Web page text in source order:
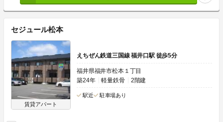
セジュール松本
賃貸アパート
えちぜん鉄道三国線 福井口駅 徒歩5分
福井県福井市松本１丁目
築24年
軽量鉄骨 2階建
駅近 駐車場あり